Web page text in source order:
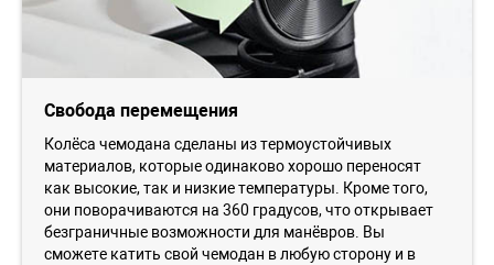
Свобода перемещения
Колёса чемодана сделаны из термоустойчивых
материалов, которые одинаково хорошо переносят
как высокие, так и низкие температуры. Кроме того,
они поворачиваются на 360 градусов, что открывает
безграничные возможности для манёвров. Вы
сможете катить свой чемодан в любую сторону и в